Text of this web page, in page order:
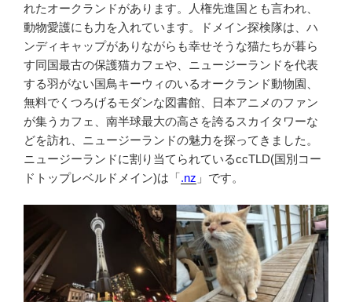
れたオークランドがあります。人権先進国とも言われ、
動物愛護にも力を入れています。ドメイン探検隊は、ハ
ンディキャップがありながらも幸せそうな猫たちが暮ら
す同国最古の保護猫カフェや、ニュージーランドを代表
する羽がない国鳥キーウィのいるオークランド動物園、
無料でくつろげるモダンな図書館、日本アニメのファン
が集うカフェ、南半球最大の高さを誇るスカイタワーな
どを訪れ、ニュージーランドの魅力を探ってきました。
ニュージーランドに割り当てられているccTLD(国別コー
ドトップレベルドメイン)は「.nz 」です。